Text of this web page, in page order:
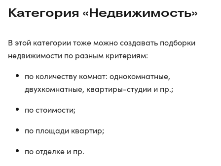
Категория «Недвижимость»
В этой категории тоже можно создавать подборки
недвижимости по разным критериям:
по количеству комнат: однокомнатные,
двухкомнатные, квартиры-студии и пр.;
по стоимости;
по площади квартир;
по отделке и пр.